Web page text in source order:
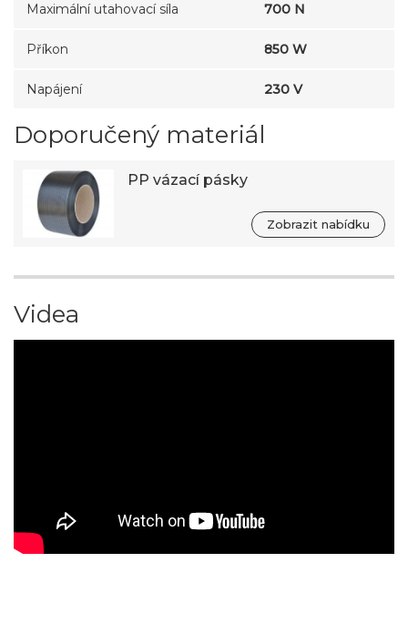
Maximální utahovací síla 700 N
Příkon 850 W
Napájení 230 V
Doporučený materiál
PP vázací pásky
Zobrazit nabídku
Videa